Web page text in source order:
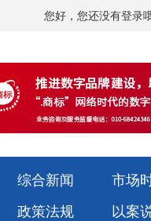
您好，您还没有登录
综合新闻
市场
政策法规 以案